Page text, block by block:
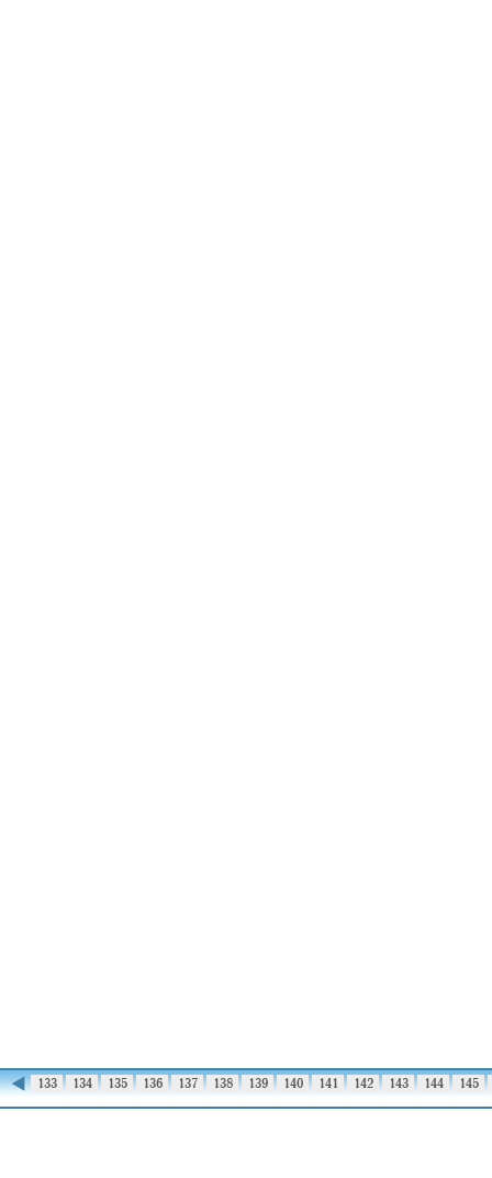
◀
132 133 134 135 136 137 138 139 140 141 142 143 144 145